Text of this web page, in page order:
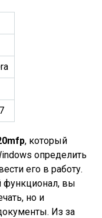
, который
определить
его в работу.
вы
но и
Из за